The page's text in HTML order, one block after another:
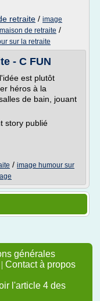
retraite / image
de retraite /
sur la retraite
- C FUN
est plutôt
héros à la
de bain, jouant
story publié
/ image humour sur
générales
| Contact à propos
l'article 4 des